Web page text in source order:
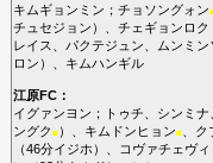
キムギョンミン ； チョソングォン
チュセジョン ）、 チェギョンロク
レイス
パクテジュン ムンミン
ロン ）、 キムハンギル
江原FC：
イグァンヨン ； トゥチ シンミナ
ングク ■）、 キムドンヒョン■、 ク
（46分イジホ ）、 コヴァチェヴィ